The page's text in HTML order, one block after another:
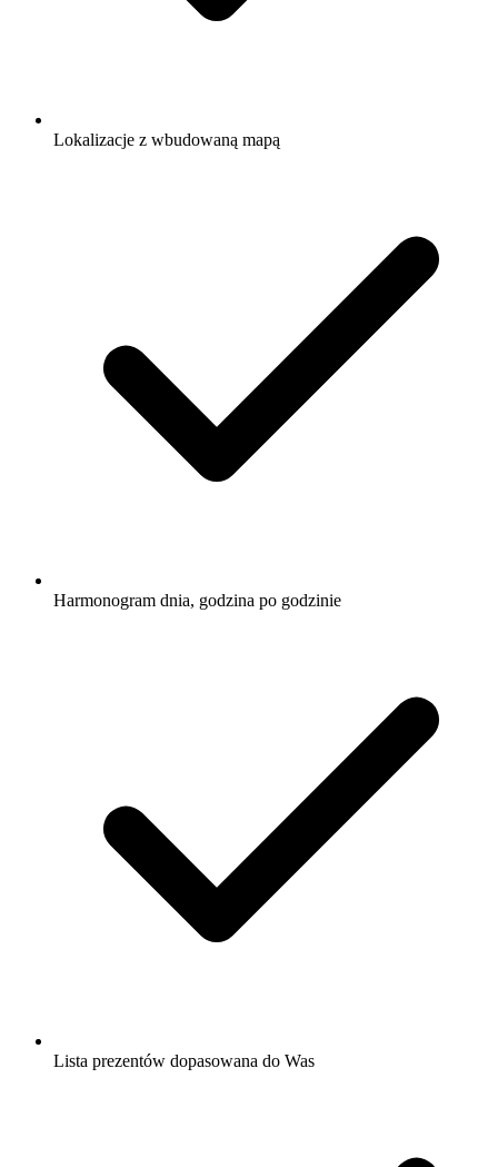
Lokalizacje z wbudowaną mapą
Harmonogram dnia, godzina po godzinie
Lista prezentów dopasowana do Was